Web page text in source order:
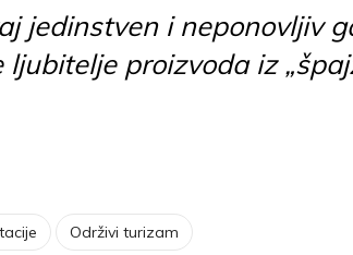
jedinstven i neponovljiv
ljubitelje proizvoda iz
Održivi turizam